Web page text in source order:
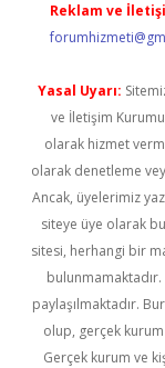
Reklam ve
Yasal Uyarı:
ve İletişim Kurumu
olarak hizmet
olarak denetleme
Ancak, üyelerimiz
siteye üye olarak
sitesi, herhangi bir
bulunmamaktadır.
paylaşılmaktadır.
olup, gerçek kurum
Gerçek kurum ve